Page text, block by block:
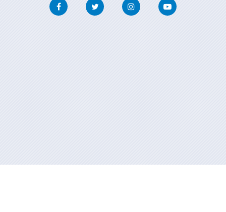
FacebookTwitter InstagramYoutube